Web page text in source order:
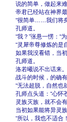
说的简单，做起来
帝君已经站在神界
“很简单……我们将
孔师道。
“我？”张悬一愣：“
“灵犀帝尊修炼的是
如果我没看错，当
孔师道。
洛若曦说不出话来。
战斗的时候，的确
“无法超脱，自然
孔师点头道：“心怀
灵族灭族，就不会
当初如果能将异灵
“所以，我也不适合